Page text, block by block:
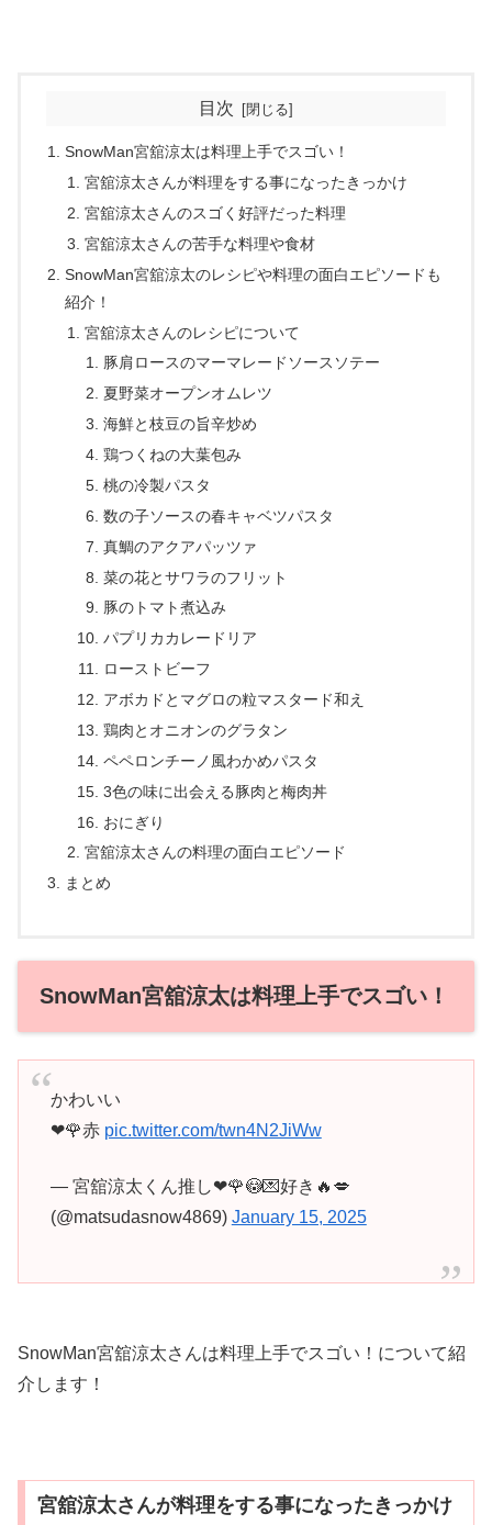
目次
SnowMan宮舘涼太は料理上手でスゴい！
宮舘涼太さんが料理をする事になったきっかけ
宮舘涼太さんのスゴく好評だった料理
宮舘涼太さんの苦手な料理や食材
SnowMan宮舘涼太のレシピや料理の面白エピソードも
紹介！
宮舘涼太さんのレシピについて
豚肩ロースのマーマレードソースソテー
夏野菜オープンオムレツ
海鮮と枝豆の旨辛炒め
鶏つくねの大葉包み
桃の冷製パスタ
数の子ソースの春キャベツパスタ
真鯛のアクアパッツァ
菜の花とサワラのフリット
豚のトマト煮込み
パプリカカレードリア
ローストビーフ
アボカドとマグロの粒マスタード和え
鶏肉とオニオンのグラタン
ペペロンチーノ風わかめパスタ
3色の味に出会える豚肉と梅肉丼
おにぎり
宮舘涼太さんの料理の面白エピソード
まとめ
SnowMan宮舘涼太は料理上手でスゴい！
かわいい
❤🌹赤 pic.twitter.com/twn4N2JiWw
— 宮舘涼太くん推し❤🌹😳💌好き🔥💋
(@matsudasnow4869) January 15, 2025
SnowMan宮舘涼太さんは料理上手でスゴい！について紹
介します！
宮舘涼太さんが料理をする事になったきっかけ